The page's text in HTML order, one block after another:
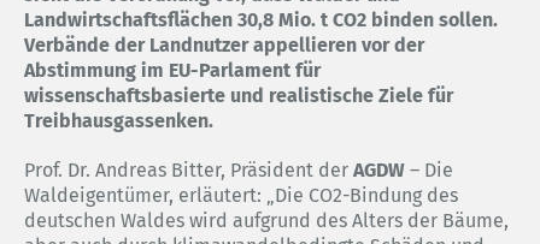
Landwirtschaftsflächen 30,8 Mio. t CO2 binden sollen.
Verbände der Landnutzer appellieren vor der
Abstimmung im EU-Parlament für
wissenschaftsbasierte und realistische Ziele für
Treibhausgassenken.
Prof. Dr. Andreas Bitter, Präsident der AGDW – Die
Waldeigentümer, erläutert: „Die CO2-Bindung des
deutschen Waldes wird aufgrund des Alters der Bäume,